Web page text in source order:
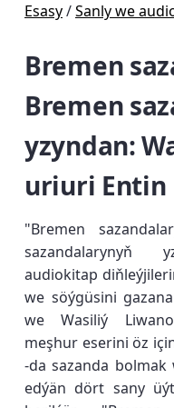
Esasy/Sanly we
Bremen
Bremen
yzyndan:
uriuri Entin
"Bremen
sazandalarynyň
audiokitap
we söýgüsini
we Wasiliý
meşhur eserini öz
-da sazanda
edýän dört sany